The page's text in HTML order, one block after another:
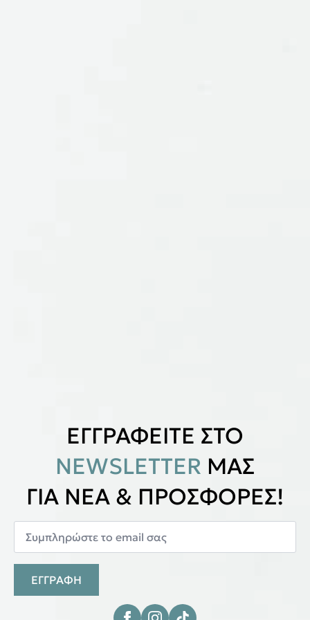
ΕΓΓΡΑΦΕΙΤΕ ΣΤΟ
NEWSLETTER ΜΑΣ
ΓΙΑ ΝΕΑ & ΠΡΟΣΦΟΡΕΣ!
ΕΓΓΡΑΦΗ